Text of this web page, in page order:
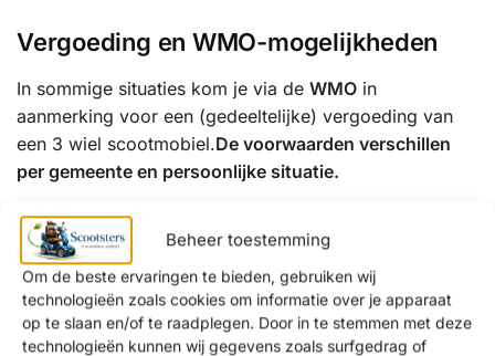
Beheer toestemming
Om de beste ervaringen te bieden, gebruiken wij
technologieën zoals cookies om informatie over je apparaat
op te slaan en/of te raadplegen. Door in te stemmen met deze
technologieën kunnen wij gegevens zoals surfgedrag of
Vergoeding en WMO-mogelijkheden
In sommige situaties kom je via de WMO in
aanmerking voor een (gedeeltelijke) vergoeding van
een 3 wiel scootmobiel.De voorwaarden verschillen
per gemeente en persoonlijke situatie.
Wij informeren je graag over:
de mogelijkheden binnen de WMO
een eventuele eigen bijdrage
alternatieven als je aanvraag wordt afgewezen